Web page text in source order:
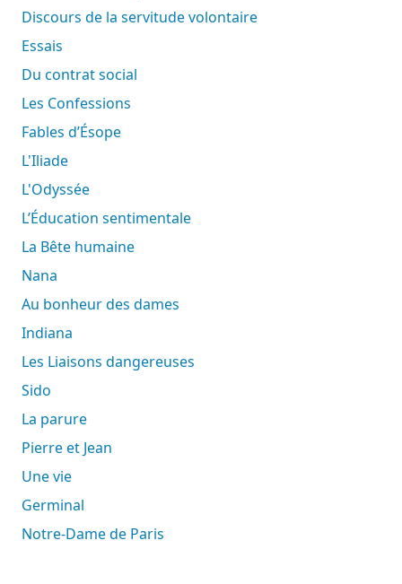
Discours de la servitude volontaire
Essais
Du contrat social
Les Confessions
Fables d’Ésope
L'Iliade
L'Odyssée
L’Éducation sentimentale
La Bête humaine
Nana
Au bonheur des dames
Indiana
Les Liaisons dangereuses
Sido
La parure
Pierre et Jean
Une vie
Germinal
Notre-Dame de Paris